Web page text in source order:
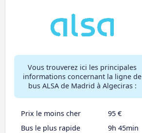
Vous trouverez ici les principales
informations concernant la ligne de
bus ALSA de Madrid à Algeciras :
Prix le moins cher
95 €
Bus le plus rapide
9h 45min